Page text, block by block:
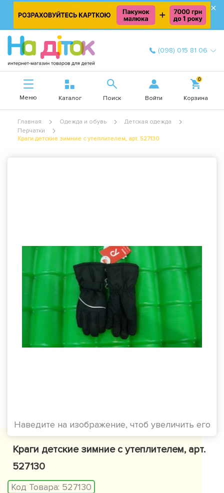
×
(098) 015 81 06
Меню Каталог Поиск Войти
0
Корзина
Главная Одежда и обувь
Детская одежда
Перчатки
Краги детские зимние с утеплителем, арт. 527130
Наведите на изображение, чтоб увеличить его
Краги детские зимние с утеплителем, арт.
527130
Код Товара: 527130